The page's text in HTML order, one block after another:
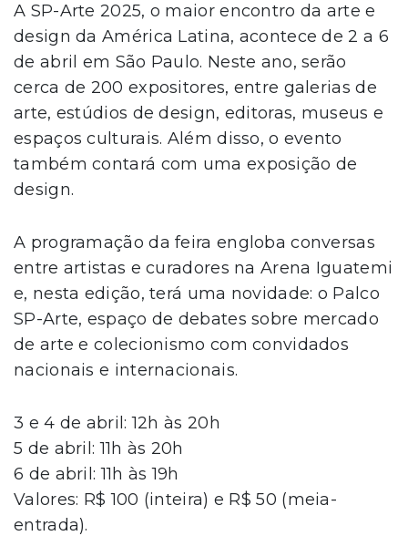
A SP-Arte 2025, o maior encontro da arte e
design da América Latina, acontece de 2 a 6
de abril em São Paulo. Neste ano, serão
cerca de 200 expositores, entre galerias de
arte, estúdios de design, editoras, museus e
espaços culturais. Além disso, o evento
também contará com uma exposição de
design.
A programação da feira engloba conversas
entre artistas e curadores na Arena Iguatemi
e, nesta edição, terá uma novidade: o Palco
SP-Arte, espaço de debates sobre mercado
de arte e colecionismo com convidados
nacionais e internacionais.
3 e 4 de abril: 12h às 20h
5 de abril: 11h às 20h
6 de abril: 11h às 19h
Valores: R$ 100 (inteira) e R$ 50 (meia-
entrada).